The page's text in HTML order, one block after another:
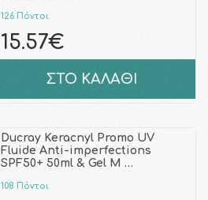
126 Πόντοι
15.57€
ΣΤΟ ΚΑΛΑΘΙ
Ducray Keracnyl Promo UV
Fluide Anti-imperfections
SPF50+ 50ml & Gel M …
108 Πόντοι